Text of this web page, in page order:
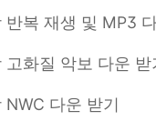
반복 재생 및 MP3
화질 악보 다운 받
다운 받기